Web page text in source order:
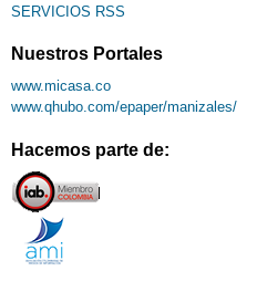
SERVICIOS RSS
Nuestros Portales
www.micasa.co
www.qhubo.com/epaper/manizales/
Hacemos parte de: